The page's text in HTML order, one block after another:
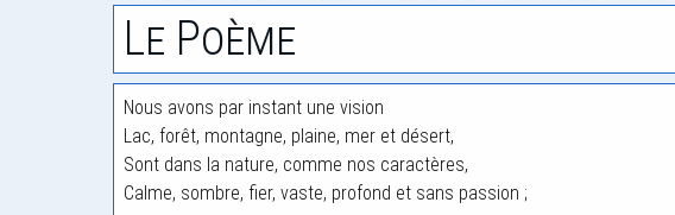
Le Poème
Nous avons par instant une vision
Lac, forêt, montagne, plaine, mer et désert,
Sont dans la nature, comme nos caractères,
Calme, sombre, fier, vaste, profond et sans passion ;